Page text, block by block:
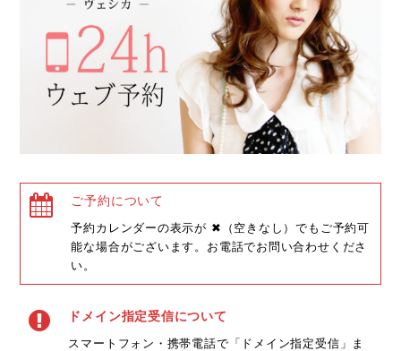
ご予約について
予約カレンダーの表示が ✖（空きなし）でもご予約可
能な場合がございます。お電話でお問い合わせくださ
い。
ドメイン指定受信について
スマートフォン・携帯電話で「ドメイン指定受信」ま